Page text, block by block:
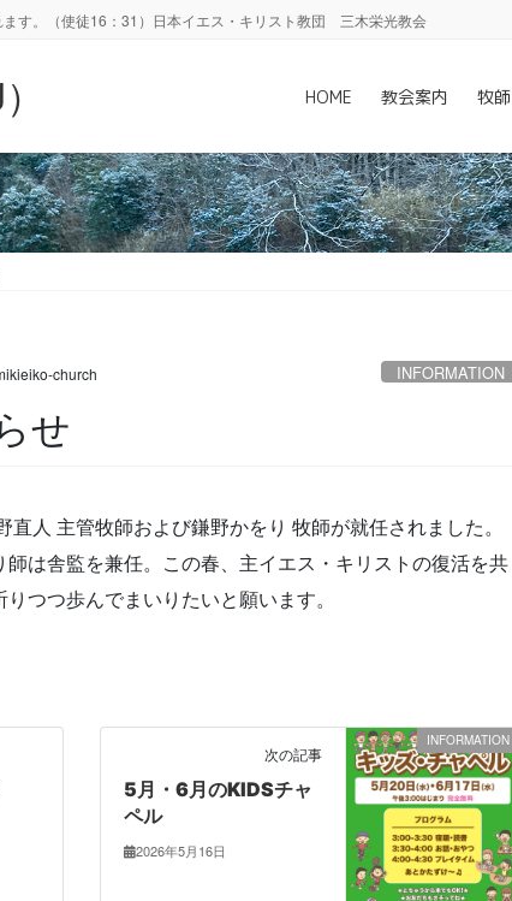
す。（使徒16：31）日本イエス・キリスト教団 三木栄光教会
HOME 教会案内 牧師
church INFORMATION
せ
人 主管牧師および鎌野かをり 牧師が就任されました。
は舎監を兼任。この春、主イエス・キリストの復活を共
つつ歩んでまいりたいと願います。
INFORMATION
次の記事
5月・6月のKIDSチャ
ペル
2026年5月16日